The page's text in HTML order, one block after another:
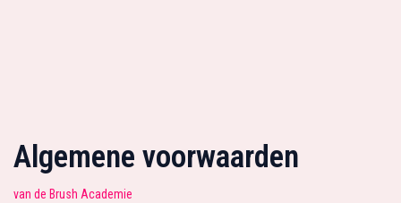
Algemene voorwaarden
van de Brush Academie